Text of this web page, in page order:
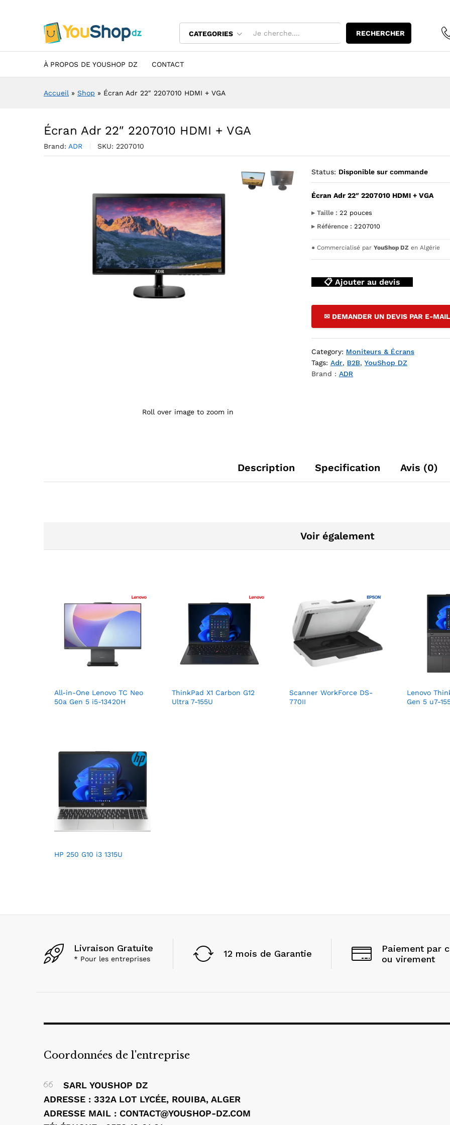
CATEGORIES RECHERCHER
À PROPOS DE YOUSHOP DZ CONTACT
Accueil » Shop » Écran Adr 22″ 2207010 HDMI + VGA
Écran Adr 22″ 2207010 HDMI + VGA
Brand: ADR SKU: 2207010
Agrandir l’image : Écran Adr 22" 2207010 HDMI + VGA —
Agrandir l’image : Écran Adr 22" 2207010 HDMI +
Roll over image to zoom in
Status: Disponible sur commande
Écran Adr 22″ 2207010 HDMI + VGA
▸ Taille : 22 pouces
▸ Référence : 2207010
● Commercialisé parYouShop DZ en Algérie
📋 Ajouter au devis
✉ DEMANDER UN DEVIS PAR E-MAIL
Category: Moniteurs & Écrans
Tags:Adr, B2B,YouShop DZ
Brand :ADR
Description Specification Avis (0)
Voir également
All-in-One Lenovo TC Neo
50a Gen 5 i5-13420H
ThinkPad X1 Carbon G12
Ultra 7-155U
Scanner WorkForce DS-
770II
Lenovo
Gen 5 u7-
HP 250 G10 i3 1315U
Livraison Gratuite
* Pour les entreprises 12 mois de Garantie
Paiement par
ou virement
Coordonnées de l'entreprise
SARL YOUSHOP DZ
ADRESSE : 332A LOT LYCÉE, ROUIBA, ALGER
ADRESSE MAIL : CONTACT@YOUSHOP-DZ.COM